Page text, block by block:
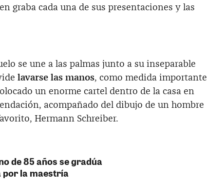
graba cada una de sus presentaciones y las
se une a las palmas junto a su inseparable
lavarse las manos, como medida importante
un enorme cartel dentro de la casa en
acompañado del dibujo de un hombre
Hermann Schreiber.
de 85 años se gradúa
por la maestría